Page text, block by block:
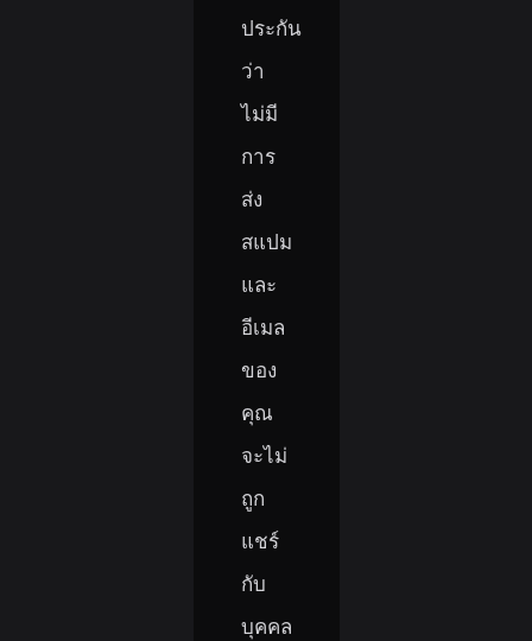
ประกัน
ว่า
ไม่มี
การ
ส่ง
สแปม
และ
อีเมล
ของ
คุณ
จะไม่
ถูก
แชร์
กับ
บุคคล